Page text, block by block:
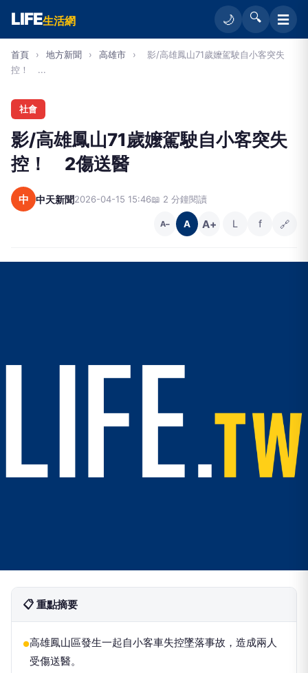
LIFE生活網 🌙 🔍 ☰
首頁 › 地方新聞 › 高雄市 ›
影/高雄鳳山71歲嬤駕駛自小客突失
控！ ...
社會
影/高雄鳳山71歲嬤駕駛自小客突失
控！ 2傷送醫
中 中天新聞2026-04-15 15:46📖 2 分鐘閱讀
A− A A+ L f 🔗
📋 重點摘要
●高雄鳳山區發生一起自小客車失控墜落事故，造成兩人
受傷送醫。